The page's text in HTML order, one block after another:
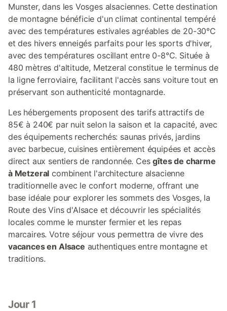
Salle d’eau et toilettes sèches • ⚠️ Accès par un escalier de
meunier – déconseillé aux enfants de moins de 6 ans sans
supervision. Expériences et Services à Proximité •
Munster, dans les Vosges alsaciennes. Cette destination
de montagne bénéficie d'un climat continental tempéré
avec des températures estivales agréables de 20-30°C
et des hivers enneigés parfaits pour les sports d'hiver,
avec des températures oscillant entre 0-8°C. Située à
480 mètres d'altitude, Metzeral constitue le terminus de
la ligne ferroviaire, facilitant l'accès sans voiture tout en
préservant son authenticité montagnarde.
Les hébergements proposent des tarifs attractifs de
85€ à 240€ par nuit selon la saison et la capacité, avec
des équipements recherchés: saunas privés, jardins
avec barbecue, cuisines entièrement équipées et accès
direct aux sentiers de randonnée. Cesgîtes de charme
à Metzeral combinent l'architecture alsacienne
traditionnelle avec le confort moderne, offrant une
base idéale pour explorer les sommets des Vosges, la
Route des Vins d'Alsace et découvrir les spécialités
locales comme le munster fermier et les repas
marcaires. Votre séjour vous permettra de vivre des
vacances en Alsace authentiques entre montagne et
traditions.
Jour 1